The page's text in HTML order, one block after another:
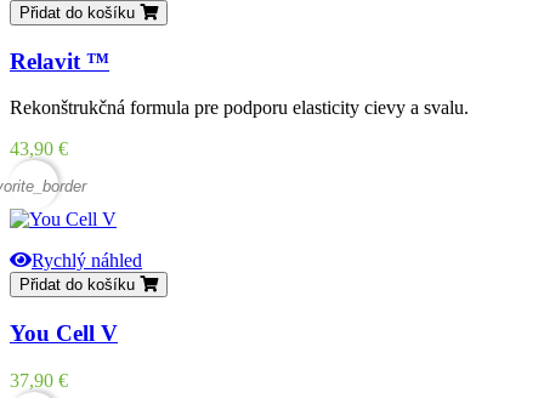
Přidat do košíku
Relavit ™
Rekonštrukčná formula pre podporu elasticity cievy a svalu.
Cena
43,90 €
Rychlý náhled
Přidat do košíku
You Cell V
Cena
37,90 €